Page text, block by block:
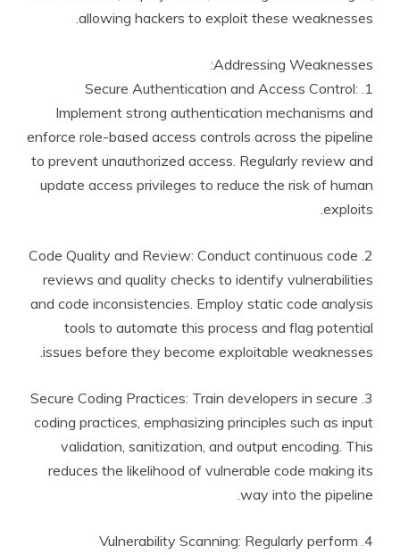
allowing hackers to exploit these weaknesses.
Addressing Weaknesses:
1. Secure Authentication and Access Control:
Implement strong authentication mechanisms and
enforce role-based access controls across the pipeline
to prevent unauthorized access. Regularly review and
update access privileges to reduce the risk of human
exploits.
2. Code Quality and Review: Conduct continuous code
reviews and quality checks to identify vulnerabilities
and code inconsistencies. Employ static code analysis
tools to automate this process and flag potential
issues before they become exploitable weaknesses.
3. Secure Coding Practices: Train developers in secure
coding practices, emphasizing principles such as input
validation, sanitization, and output encoding. This
reduces the likelihood of vulnerable code making its
way into the pipeline.
4. Vulnerability Scanning: Regularly perform